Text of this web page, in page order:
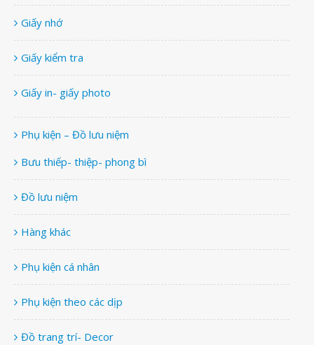
Giấy nhớ
Giấy kiểm tra
Giấy in- giấy photo
Phụ kiện – Đồ lưu niệm
Bưu thiếp- thiệp- phong bì
Đồ lưu niệm
Hàng khác
Phụ kiện cá nhân
Phụ kiện theo các dịp
Đồ trang trí- Decor